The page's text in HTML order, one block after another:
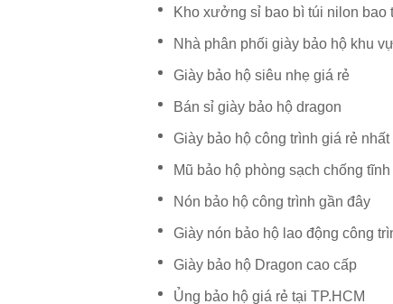
Kho xưởng sỉ bao bì túi nilon
Nhà phân phối giày bảo hộ khu
Giày bảo hộ siêu nhẹ giá rẻ
Bán sỉ giày bảo hộ dragon
Giày bảo hộ công trình giá rẻ
Mũ bảo hộ phòng sạch chống
Nón bảo hộ công trình gần đây
Giày nón bảo hộ lao động công
Giày bảo hộ Dragon cao cấp
Ủng bảo hộ giá rẻ tại TP.HCM